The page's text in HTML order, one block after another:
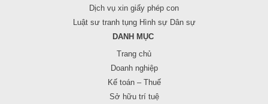
Dịch vụ xin giấy phép con
Luật sư tranh tụng Hình sự Dân sự
DANH MỤC
Trang chủ
Doanh nghiệp
Kế toán – Thuế
Sở hữu trí tuệ